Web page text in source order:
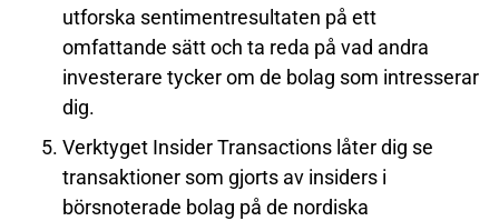
utforska sentimentresultaten på ett
omfattande sätt och ta reda på vad andra
investerare tycker om de bolag som intresserar
dig.
Verktyget Insider Transactions låter dig se
transaktioner som gjorts av insiders i
börsnoterade bolag på de nordiska